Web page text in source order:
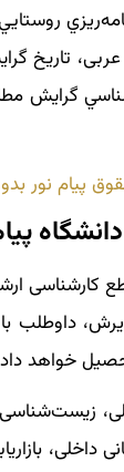
عربی،
گرايش
پیام نور
کارشناسی
داوطلب
خواهد
داخلی،